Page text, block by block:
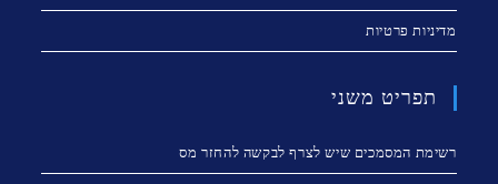
מדיניות פרטיות
תפריט משני
רשימת המסמכים שיש לצרף לבקשה להחזר מס